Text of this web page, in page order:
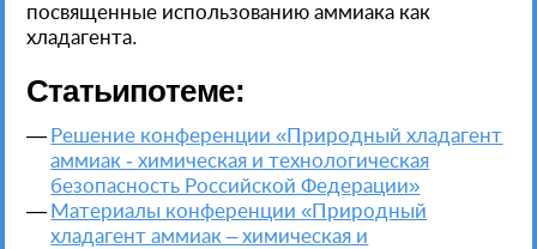
посвященные использованию аммиака как
хладагента.
Статьи по теме:
Решение конференции «Природный хладагент
аммиак - химическая и технологическая
безопасность Российской Федерации»
Материалы конференции «Природный
хладагент аммиак – химическая и